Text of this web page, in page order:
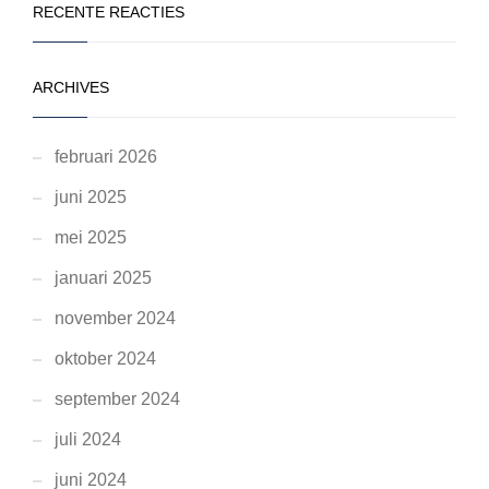
RECENTE REACTIES
ARCHIVES
februari 2026
juni 2025
mei 2025
januari 2025
november 2024
oktober 2024
september 2024
juli 2024
juni 2024